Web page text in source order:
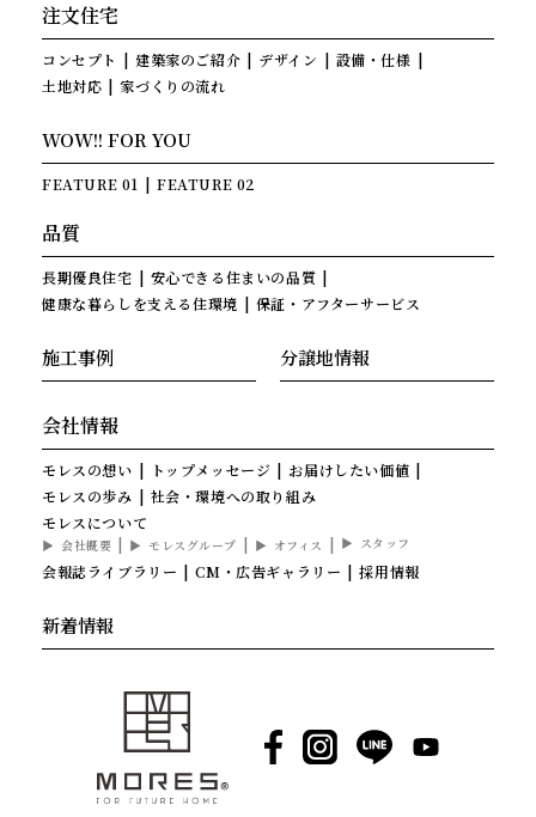
注文住宅
コンセプト 建築家のご紹介 デザイン
設備・仕様
土地対応
家づくりの流れ
WOW!! FOR YOU
FEATURE 01 FEATURE 02
品質
長期優良住宅
安心できる住まいの品質
健康な暮らしを支える住環境
保証・アフターサービス
施工事例 分譲地情報
会社情報
モレスの想い トップメッセージ
お届けしたい価値
モレスの歩み
社会・環境への取り組み
モレスについて
会社概要 モレスグループ オフィス スタッフ
会報誌ライブラリー CM・広告ギャラリー 採用情報
新着情報
Facebook
Instagram
LINE YouTube